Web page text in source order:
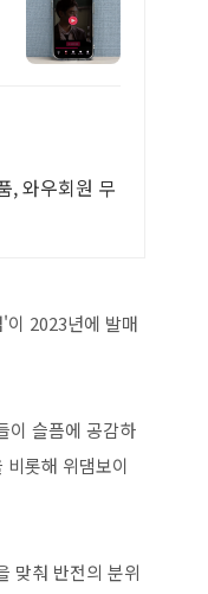
, 와우회원 무
이 2023년에 발매
이 슬픔에 공감하
롯해 위댐보이
맞춰 반전의 분위